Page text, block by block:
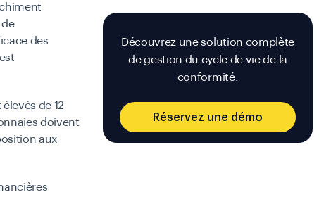
des
de 12
doivent
aux
Découvrez une solution complète
de gestion du cycle de vie de la
conformité.
Réservez une démo